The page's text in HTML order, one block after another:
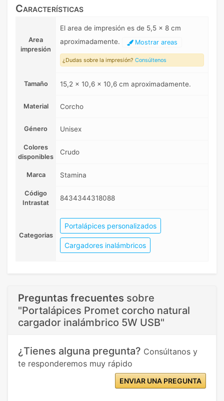
Características
Area
impresión
El area de impresión es de 5,5 x 8 cm
aproximadamente.
Mostrar areas
¿Dudas sobre la impresión? Consúltenos
Tamaño 15,2 x 10,6 x 10,6 cm aproximadamente.
Material Corcho
Género Unisex
Colores
disponibles
Crudo
Marca Stamina
Código
Intrastat
8434344318088
Categorias
Portalápices personalizados
Cargadores inalámbricos
Preguntas frecuentes sobre
"Portalápices Promet corcho natural
cargador inalámbrico 5W USB"
¿Tienes alguna pregunta? Consúltanos y
te responderemos muy rápido
ENVIAR UNA PREGUNTA